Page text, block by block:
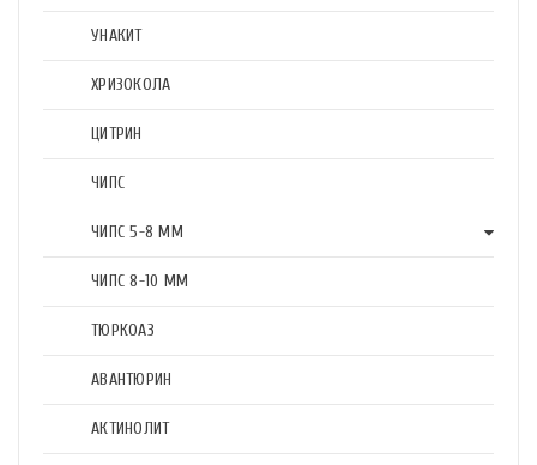
УНАКИТ
ХРИЗОКОЛА
ЦИТРИН
ЧИПС
ЧИПС 5-8 ММ
ЧИПС 8-10 ММ
ТЮРКОАЗ
АВАНТЮРИН
АКТИНОЛИТ